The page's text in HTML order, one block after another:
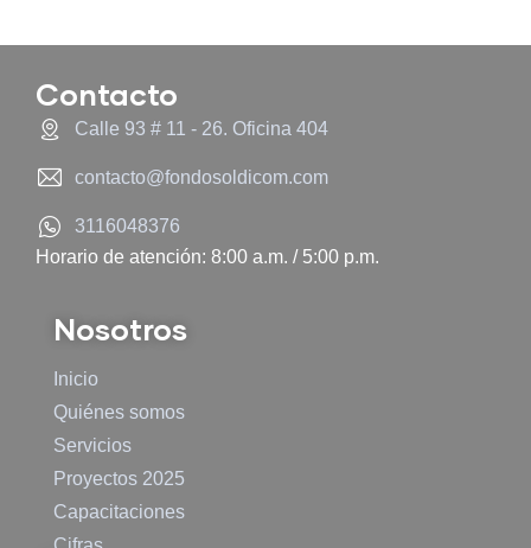
Contacto
Calle 93 # 11 - 26. Oficina 404
contacto@fondosoldicom.com
3116048376
Horario de atención: 8:00 a.m. / 5:00 p.m.
Nosotros
Inicio
Quiénes somos
Servicios
Proyectos 2025
Capacitaciones